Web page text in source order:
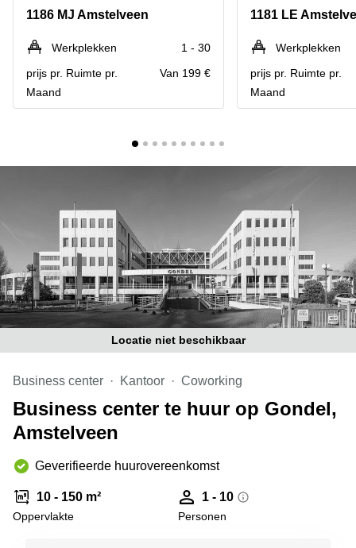
Hengelo
Hilversum
Hoofddorp
Deventer
Amsterdam
Westpoort
Reeuwijk
Business
Arnhem
Hilversum
Business
Den
Haag
Coworking
space
Breda
Coworking
in Arnhem
Coworking
Hilversum
Coworking
space
Zwolle
1186 MJ Amstelveen
Werkplekken
1 - 30
prijs pr. Ruimte pr.
Maand
Van 199 €
1181 LE
Werkplekken
prijs pr. Ruimte pr.
Maand
Locatie niet beschikbaar
Business center Kantoor Coworking
Business center te huur op Gondel,
Amstelveen
Geverifieerde huurovereenkomst
10 - 150 m²
Oppervlakte
1 - 10
Personen